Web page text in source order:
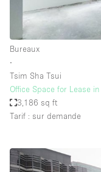
Bureaux
∙
Tsim Sha Tsui
Office Space for Lease
3,186 sq ft
Tarif : sur demande